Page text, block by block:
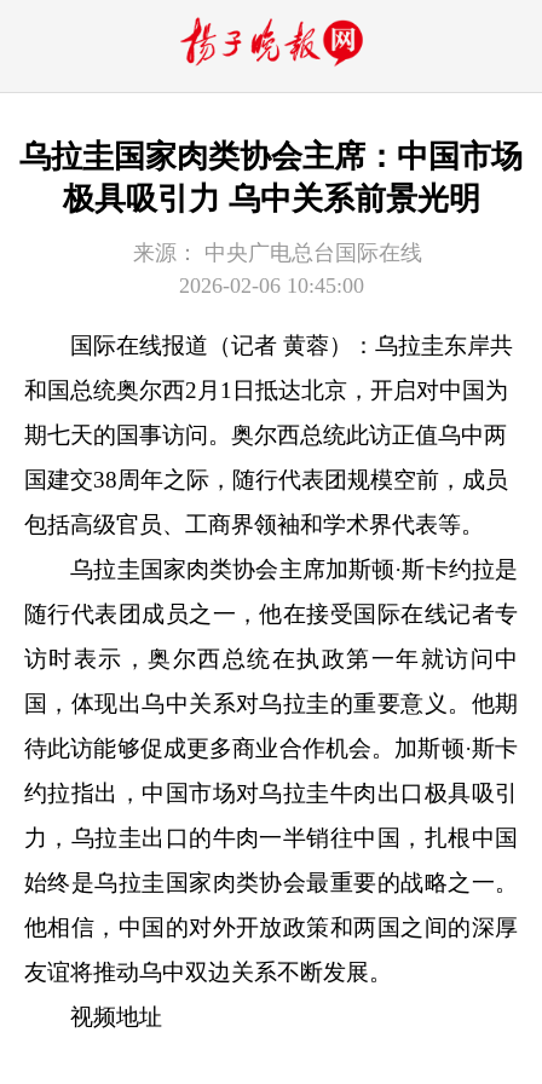
乌拉圭国家肉类协会主席：中国市场
极具吸引力 乌中关系前景光明
来源：
中央广电总台国际在线
2026-02-06 10:45:00
国际在线报道（记者 黄蓉）：乌拉圭东岸共
和国总统奥尔西2月1日抵达北京，开启对中国为
期七天的国事访问。奥尔西总统此访正值乌中两
国建交38周年之际，随行代表团规模空前，成员
包括高级官员、工商界领袖和学术界代表等。
乌拉圭国家肉类协会主席加斯顿·斯卡约拉是
随行代表团成员之一，他在接受国际在线记者专
访时表示，奥尔西总统在执政第一年就访问中
国，体现出乌中关系对乌拉圭的重要意义。他期
待此访能够促成更多商业合作机会。加斯顿·斯卡
约拉指出，中国市场对乌拉圭牛肉出口极具吸引
力，乌拉圭出口的牛肉一半销往中国，扎根中国
始终是乌拉圭国家肉类协会最重要的战略之一。
他相信，中国的对外开放政策和两国之间的深厚
友谊将推动乌中双边关系不断发展。
视频地址